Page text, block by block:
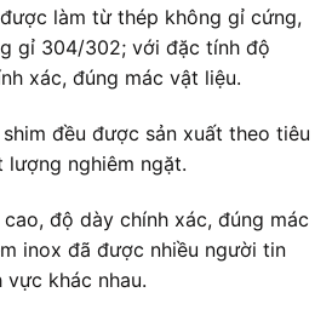
làm từ thép không gỉ cứng,
gỉ 304/302; với đặc tính độ
xác, đúng mác vật liệu.
đều được sản xuất theo tiêu
lượng nghiêm ngặt.
độ dày chính xác, đúng mác
inox đã được nhiều người tin
khác nhau.